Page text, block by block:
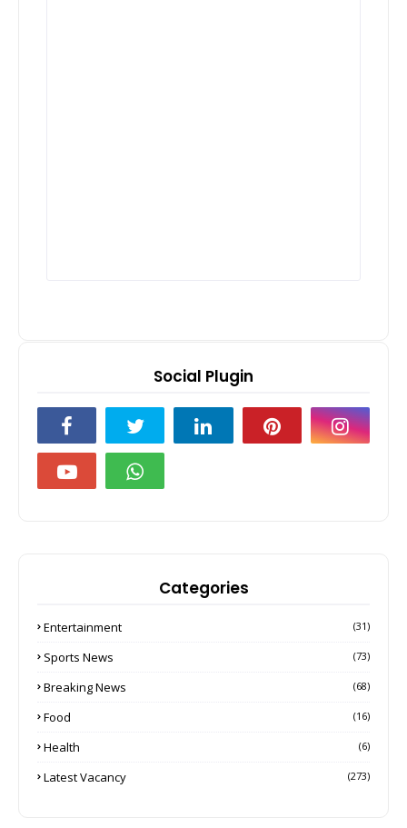
Social Plugin
Categories
Entertainment (31)
Sports News (73)
Breaking News (68)
Food (16)
Health (6)
Latest Vacancy (273)